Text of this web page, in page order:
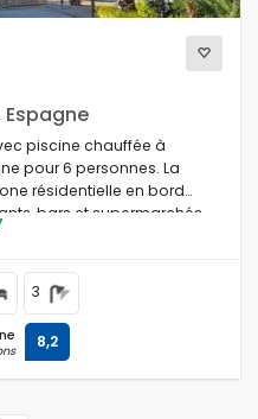
piscine chauffée à
pour 6 personnes. La
résidentielle en bord
bars et supermarchés,
Andrago et à 500
3
8,2